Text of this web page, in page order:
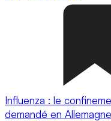
Influenza : le
demandé en Allemagne